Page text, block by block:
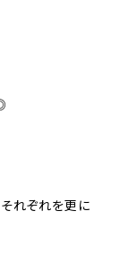
れぞれを更に